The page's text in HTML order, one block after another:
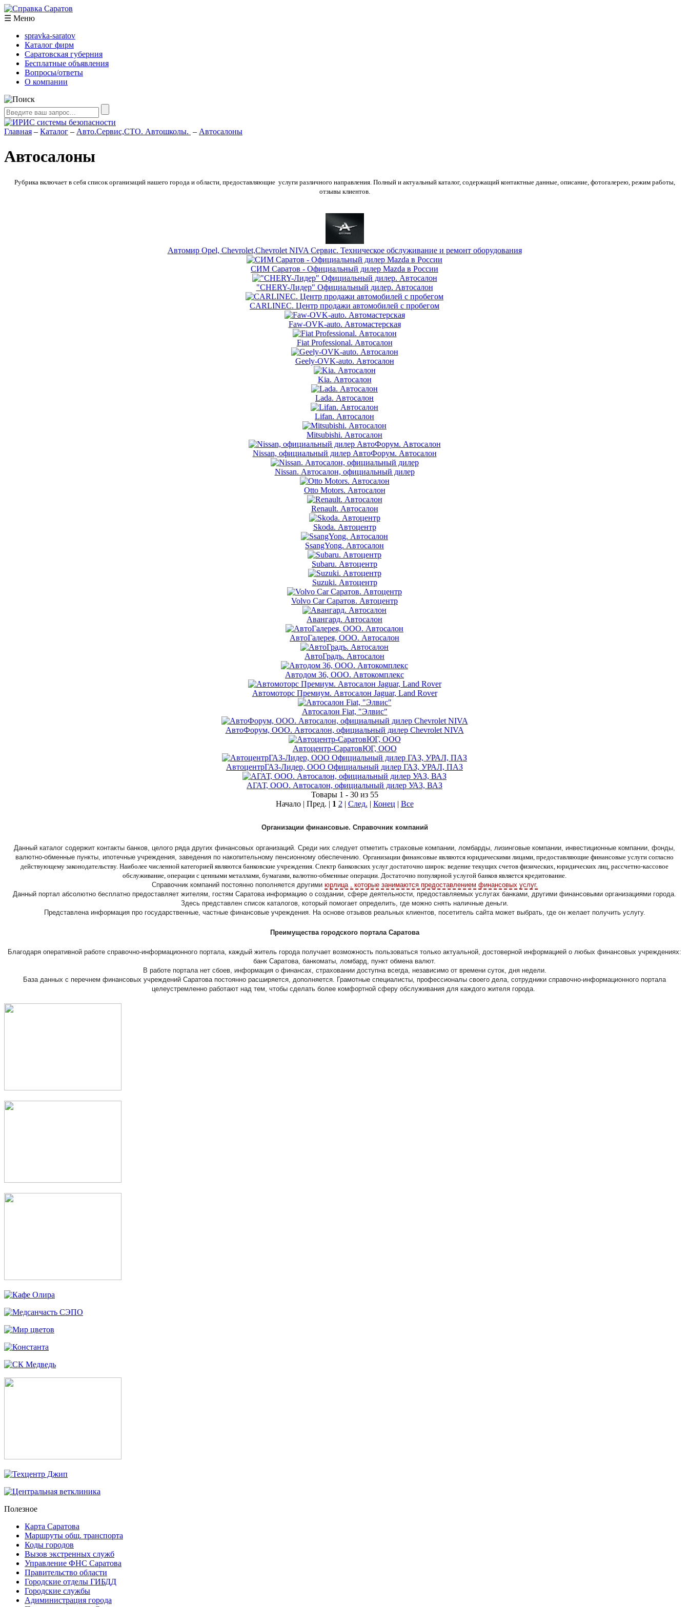
☰ Меню
spravka-saratov
Каталог фирм
Саратовская губерния
Бесплатные объявления
Вопросы/ответы
О компании
Главная – Каталог – Авто.Сервис,СТО. Автошколы. – Автосалоны
Автосалоны
Рубрика включает в себя список организаций нашего города и области, предоставляющие услуги различного направления. Полный и актуальный каталог, содержащий контактные данные, описание, фотогалерею, режим работы,
отзывы клиентов.
Автомир Opel, Chevrolet,Chevrolet NIVA Сервис. Техническое обслуживание и ремонт оборудования
СИМ Саратов - Официальный дилер Mazda в России
"CHERY-Лидер" Официальный дилер. Автосалон
CARLINEC. Центр продажи автомобилей с пробегом
Faw-OVK-auto. Автомастерская
Fiat Professional. Автосалон
Geely-OVK-auto. Автосалон
Kia. Автосалон
Lada. Автосалон
Lifan. Автосалон
Mitsubishi. Автосалон
Nissan, официальный дилер АвтоФорум. Автосалон
Nissan. Автосалон, официальный дилер
Otto Motors. Автосалон
Renault. Автосалон
Skoda. Автоцентр
SsangYong. Автосалон
Subaru. Автоцентр
Suzuki. Автоцентр
Volvo Car Саратов. Автоцентр
Авангард. Автосалон
АвтоГалерея, ООО. Автосалон
АвтоГрадъ. Автосалон
Автодом 36, ООО. Автокомплекс
Автомоторс Премиум. Автосалон Jaguar, Land Rover
Автосалон Fiat, "Элвис"
АвтоФорум, ООО. Автосалон, официальный дилер Chevrolet NIVA
Автоцентр-СаратовЮГ, ООО
АвтоцентрГАЗ-Лидер, ООО Официальный дилер ГАЗ, УРАЛ, ПАЗ
АГАТ, ООО. Автосалон, официальный дилер УАЗ, ВАЗ
Товары 1 - 30 из 55
Начало | Пред. | 1 2 | След. | Конец | Все
Организации финансовые. Справочник компаний
Данный каталог содержит контакты банков, целого ряда других финансовых организаций. Среди них следует отметить страховые компании, ломбарды, лизинговые компании, инвестиционные компании, фонды,
валютно-обменные пункты, ипотечные учреждения, заведения по накопительному пенсионному обеспечению. Организации финансовые являются юридическими лицами, предоставляющие финансовые услуги согласно
действующему законодательству. Наиболее численной категорией являются банковские учреждения. Спектр банковских услуг достаточно широк: ведение текущих счетов физических, юридических лиц, рассчетно-кассовое
обслуживание, операции с ценными металлами, бумагами, валютно-обменные операции. Достаточно популярной услугой банков является кредитование.
Справочник компаний постоянно пополняется другими юрлица , которые занимаются предоставлением финансовых услуг.
Данный портал абсолютно бесплатно предоставляет жителям, гостям Саратова информацию о создании, сфере деятельности, предоставляемых услугах банками, другими финансовыми организациями города.
Здесь представлен список каталогов, который помогает определить, где можно снять наличные деньги.
Представлена информация про государственные, частные финансовые учреждения. На основе отзывов реальных клиентов, посетитель сайта может выбрать, где он желает получить услугу.
Преимущества городского портала Саратова
Благодаря оперативной работе справочно-информационного портала, каждый житель города получает возможность пользоваться только актуальной, достоверной информацией о любых финансовых учреждениях:
банк Саратова, банкоматы, ломбард, пункт обмена валют.
В работе портала нет сбоев, информация о финансах, страховании доступна всегда, независимо от времени суток, дня недели.
База данных с перечнем финансовых учреждений Саратова постоянно расширяется, дополняется. Грамотные специалисты, профессионалы своего дела, сотрудники справочно-информационного портала
целеустремленно работают над тем, чтобы сделать более комфортной сферу обслуживания для каждого жителя города.
Полезное
Карта Саратова
Маршруты общ. транспорта
Коды городов
Вызов экстренных служб
Управление ФНС Саратова
Правительство области
Городские отделы ГИБДД
Городские службы
Адиминистрация города